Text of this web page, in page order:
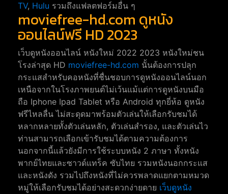
TV, Hulu รวมถึงแฟลตฟอร์มอื่น ๆ
moviefree-hd.com ดูหนัง
ออนไลน์ฟรี HD 2023
เว็บดูหนังออนไลน์ หนังใหม่ 2022 2023 หนังใหม่ชน
โรงล่าสุด HD moviefree-hd.com นั้นต้องการปลุก
กระแสสำหรับคอหนังที่ชื่นชอบการดูหนังออนไลน์นอก
เหนือจากในโรงภาพยนต์ไม่เว้นแม้แต่การดูหนังบนมือ
ถือ Iphone Ipad Tablet หรือ Android ทุกยี่ห้อ ดูหนัง
ฟรีไหลลื่น ไม่สะดุดมาพร้อมตัวเล่นให้เลือกรับชมได้
หลากหลายทั้งตัวเล่นหลัก, ตัวเล่นสำรอง, และตัวเล่นไว
ท่านสามารถเลือกเข้ารับชมได้ตามความต้องการ
นอกจากนี้แล้วยังมีการใช้ระบบหนัง 2 ภาษา ทั้งหนัง
พากย์ไทยและซาวด์แทร็ค ซับไทย รวมหนังนอกกระแส
และหนังดัง รวมไปถึงหนังที่ไม่ควรพลาดแยกตามหมวด
หมู่ให้เลือกรับชมได้อย่างสะดวกง่ายดาย เว็บดูหนัง